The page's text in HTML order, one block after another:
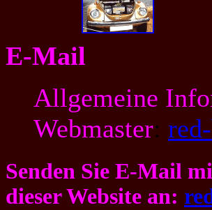
E-Mail
Allgemeine
Webmaster:
Senden Sie E-Mail
dieser Website an: